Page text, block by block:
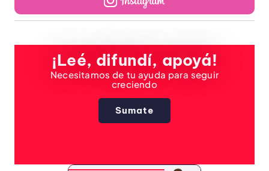
¡Leé, difundí, apoyá!
Necesitamos de tu ayuda para seguir
creciendo
Sumate